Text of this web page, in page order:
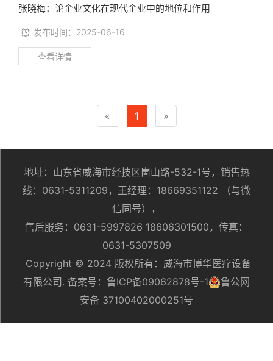
张晓梅：论企业文化在现代企业中的地位和作用
发布时间：2025-06-16
« 1 »
地址：山东省威海市经技区崮山路-532-1号，销售热
线：0631-5311209，王经理：18669351122 （与微
信同号），
售后服务：0631-5997826 18606301500，传真：
0631-5307509
Copyright © 2024 版权所有：威海市博华医疗设备
有限公司. 备案号： 鲁ICP备09062878号-1
鲁公网
安备 37100402000251号